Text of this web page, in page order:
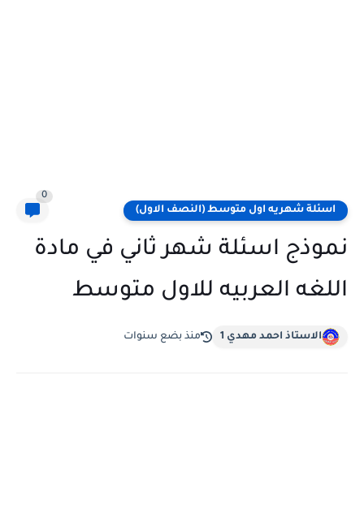
اسئلة شهريه اول متوسط (النصف الاول)
0
نموذج اسئلة شهر ثاني في مادة
اللغه العربيه للاول متوسط
الاستاذ احمد مهدي 1 منذ بضع سنوات